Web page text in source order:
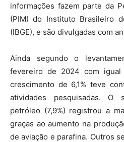
informações fazem parte da
(PIM) do Instituto Brasileiro
(IBGE), e são divulgadas com
Ainda segundo o
fevereiro de 2024 com
crescimento de 6,1% teve
atividades pesquisadas.
petróleo (7,9%) registrou a
graças ao aumento na
de aviação e parafina. Outros